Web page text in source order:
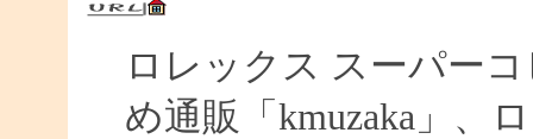
ロレックス スーパー
め通販「kmuzaka」、